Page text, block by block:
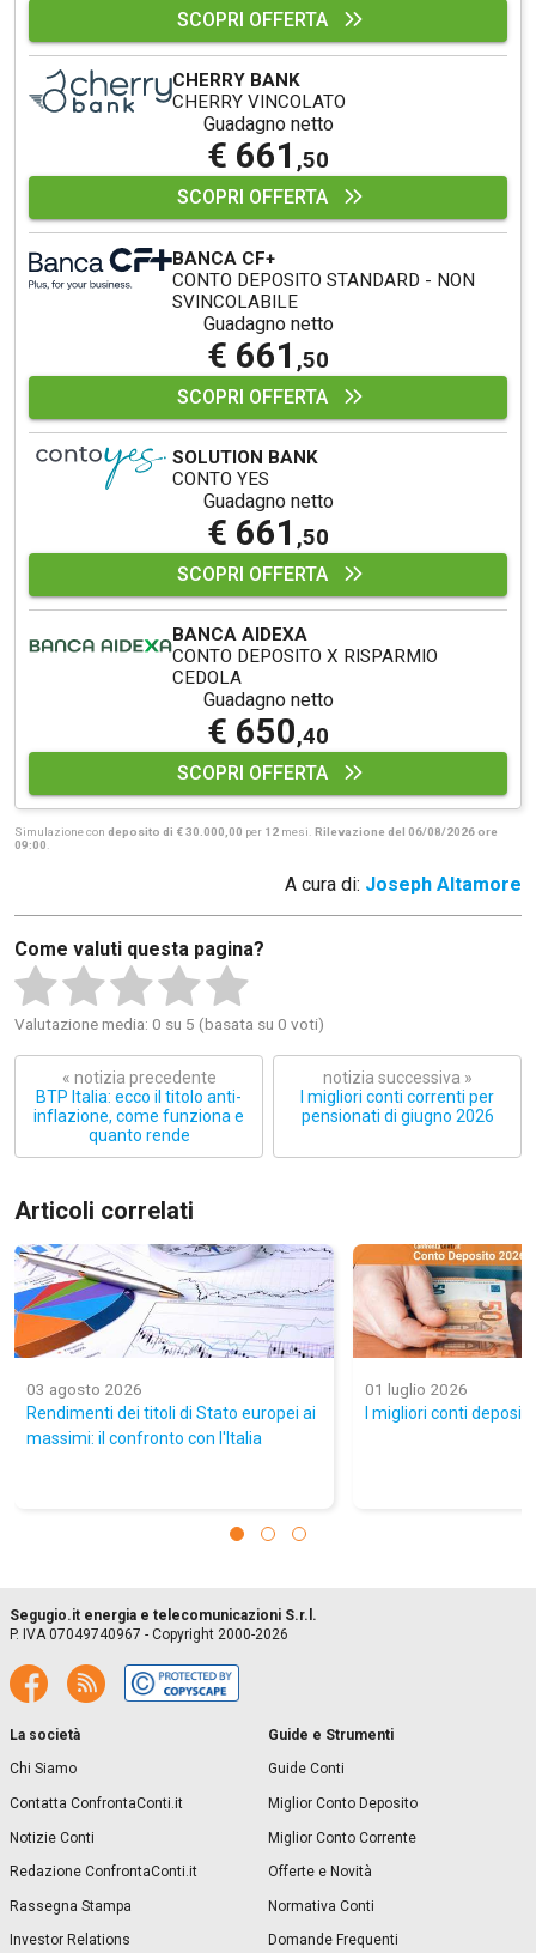
SCOPRI OFFERTA
CHERRY BANK
CHERRY VINCOLATO
Guadagno netto
€ 661 ,50
SCOPRI OFFERTA
BANCA CF+
CONTO DEPOSITO STANDARD - NON
SVINCOLABILE
Guadagno netto
€ 661 ,50
SCOPRI OFFERTA
SOLUTION BANK
CONTO YES
Guadagno netto
€ 661 ,50
SCOPRI OFFERTA
BANCA AIDEXA
CONTO DEPOSITO X RISPARMIO
CEDOLA
Guadagno netto
€ 650,40
SCOPRI OFFERTA
Simulazione con deposito di € 30.000,00 per 12 mesi. Rilevazione del 06/08/2026 ore
09:00.
A cura di: Joseph Altamore
Come valuti questa pagina?
Valutazione media: 0 su 5 (basata su 0 voti)
« notizia precedente
BTP Italia: ecco il titolo anti-
inflazione, come funziona e
quanto rende
notizia successiva »
I migliori conti correnti per
pensionati di giugno 2026
Articoli correlati
03 agosto 2026
Rendimenti dei titoli di Stato europei ai
massimi: il confronto con l'Italia
01 luglio 2026
I migliori conti
La società
Chi Siamo
Contatta ConfrontaConti.it
Notizie Conti
Redazione ConfrontaConti.it
Rassegna Stampa
Investor Relations
Guide e Strumenti
Guide Conti
Miglior Conto Deposito
Miglior Conto Corrente
Offerte e Novità
Normativa Conti
Domande Frequenti
Segugio.it energia e telecomunicazioni S.r.l.
P. IVA 07049740967 - Copyright 2000-2026